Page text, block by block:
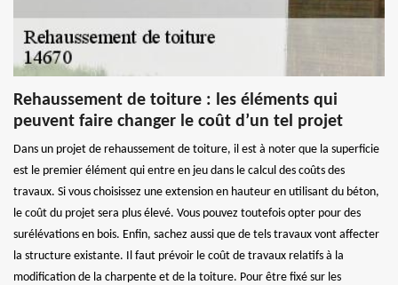
Rehaussement de toiture : les éléments qui
peuvent faire changer le coût d’un tel projet
Dans un projet de rehaussement de toiture, il est à noter que la superficie
est le premier élément qui entre en jeu dans le calcul des coûts des
travaux. Si vous choisissez une extension en hauteur en utilisant du béton,
le coût du projet sera plus élevé. Vous pouvez toutefois opter pour des
surélévations en bois. Enfin, sachez aussi que de tels travaux vont affecter
la structure existante. Il faut prévoir le coût de travaux relatifs à la
modification de la charpente et de la toiture. Pour être fixé sur les